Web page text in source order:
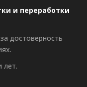
и переработки
достоверность
лет.